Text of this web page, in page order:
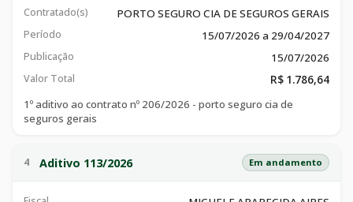
Contratado(s) PORTO SEGURO CIA DE SEGUROS GERAIS
Período 15/07/2026 a 29/04/2027
Publicação 15/07/2026
Valor Total
R$ 1.786,64
1º aditivo ao contrato nº 206/2026 - porto seguro cia de
seguros gerais
4 Aditivo 113/2026 Em andamento